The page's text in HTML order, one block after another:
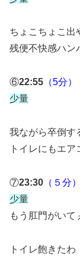
ちょこちょこ出
残便不快感ハン
⑥22:55 （5分）
少量
我ながら卒倒す
トイレにもエア
⑦23:30 （５分）
少量
もう肛門がいて
トイレ飽きたわ